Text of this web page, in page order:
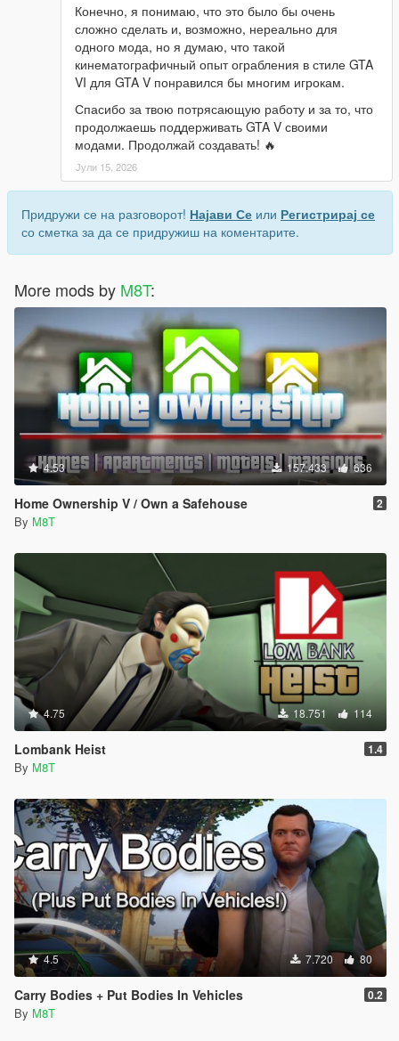
Конечно, я понимаю, что это было бы очень
сложно сделать и, возможно, нереально для
одного мода, но я думаю, что такой
кинематографичный опыт ограбления в стиле GTA
VI для GTA V понравился бы многим игрокам.
Спасибо за твою потрясающую работу и за то, что
продолжаешь поддерживать GTA V своими
модами. Продолжай создавать! 🔥
Јули 15, 2026
Придружи се на разговорот! Најави Се или Регистрирај се
со сметка за да се придружиш на коментарите.
More mods by M8T:
4.53 157.433 636
Home Ownership V / Own a Safehouse 2
By M8T
4.75 18.751 114
Lombank Heist 1.4
By M8T
4.5 7.720 80
Carry Bodies + Put Bodies In Vehicles 0.2
By M8T